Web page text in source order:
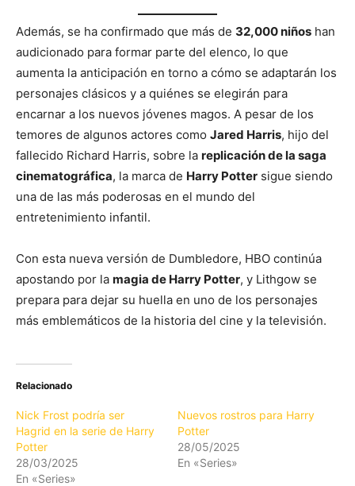
Además, se ha confirmado que más de 32,000 niños han
audicionado para formar parte del elenco, lo que
aumenta la anticipación en torno a cómo se adaptarán los
personajes clásicos y a quiénes se elegirán para
encarnar a los nuevos jóvenes magos. A pesar de los
temores de algunos actores como Jared Harris, hijo del
fallecido Richard Harris, sobre la replicación de la saga
cinematográfica, la marca de Harry Potter sigue siendo
una de las más poderosas en el mundo del
entretenimiento infantil.
Con esta nueva versión de Dumbledore, HBO continúa
apostando por la magia de Harry Potter, y Lithgow se
prepara para dejar su huella en uno de los personajes
más emblemáticos de la historia del cine y la televisión.
Relacionado
Nick Frost podría ser
Hagrid en la serie de Harry
Potter
28/03/2025
En «Series»
Nuevos rostros para Harry
Potter
28/05/2025
En «Series»